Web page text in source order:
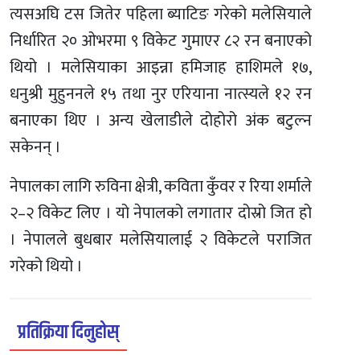
त्यसअघि टस जितेर पहिला ब्याटिङ गरेको मलेसियाले
निर्धारित २० ओभरमा ९ विकेट गुमाएर ८२ रन बनाएको
थियो । मलेसियाका आइन्ना हमिजाह हाशिमले १७,
धनुश्री मुहुननले १५ तथा नुर एरियाना नात्स्यले १२ रन
बनाएका थिए । अन्य खेलाडीले दोहोरो अंक बटुल्न
सकेनन् ।
नेपालका लागि रुविना क्षेत्री, कविता कुँवर र रिया शर्माले
२–२ विकेट लिए । यो नेपालको लगातार दोस्रो जित हो
। नेपालले बुधबार मलेसियालाई २ विकेटले पराजित
गरेको थियो ।
प्रतिक्रिया दिनुहोस्